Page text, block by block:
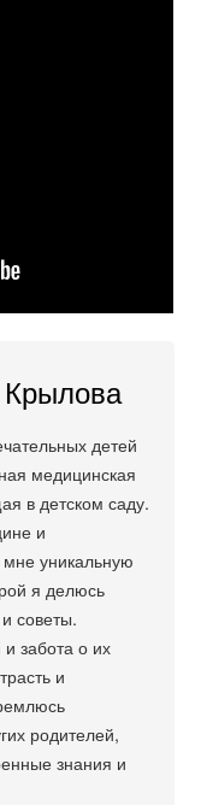
детей
медицинская
в детском саду.
и
уникальную
я делюсь
советы.
забота о их
и
родителей,
знания и